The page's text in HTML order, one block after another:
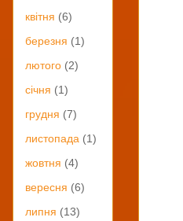
квітня (6)
березня (1)
лютого (2)
січня (1)
грудня (7)
листопада (1)
жовтня (4)
вересня (6)
липня (13)